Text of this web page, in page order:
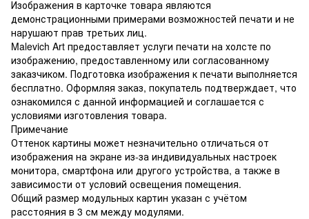
Изображения в карточке товара являются
демонстрационными примерами возможностей печати и не
нарушают прав третьих лиц.
Malevich Art предоставляет услуги печати на холсте по
изображению, предоставленному или согласованному
заказчиком. Подготовка изображения к печати выполняется
бесплатно. Оформляя заказ, покупатель подтверждает, что
ознакомился с данной информацией и соглашается с
условиями изготовления товара.
Примечание
Оттенок картины может незначительно отличаться от
изображения на экране из-за индивидуальных настроек
монитора, смартфона или другого устройства, а также в
зависимости от условий освещения помещения.
Общий размер модульных картин указан с учётом
расстояния в 3 см между модулями.